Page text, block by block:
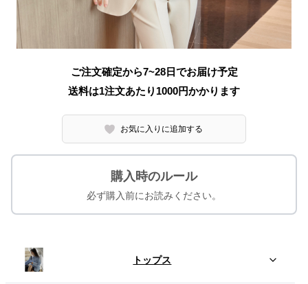
ご注文確定から7~28日でお届け予定
送料は1注文あたり 1000円かかります
お気に入りに追加する
購入時のルール
必ず購入前にお読みください。
トップス